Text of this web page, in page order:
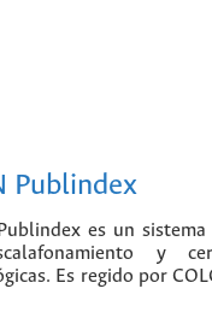
Publindex
es un
y
Es regido por